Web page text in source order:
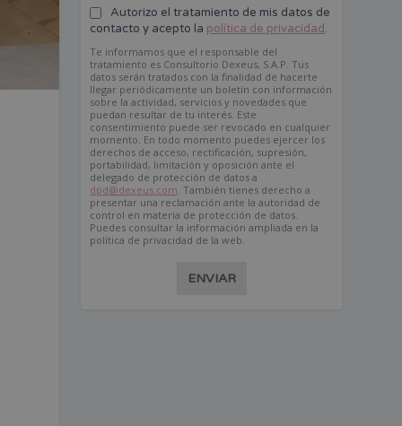
Autorizo el tratamiento de mis datos de
contacto y acepto la política de privacidad.
Te informamos que el responsable del
tratamiento es Consultorio Dexeus, S.A.P. Tus
datos serán tratados con la finalidad de hacerte
llegar periódicamente un boletín con información
sobre la actividad, servicios y novedades que
puedan resultar de tu interés. Este
consentimiento puede ser revocado en cualquier
momento. En todo momento puedes ejercer los
derechos de acceso, rectificación, supresión,
portabilidad, limitación y oposición ante el
delegado de protección de datos a
dpd@dexeus.com . También tienes derecho a
presentar una reclamación ante la autoridad de
control en materia de protección de datos.
Puedes consultar la información ampliada en la
política de privacidad de la web.
ENVIAR